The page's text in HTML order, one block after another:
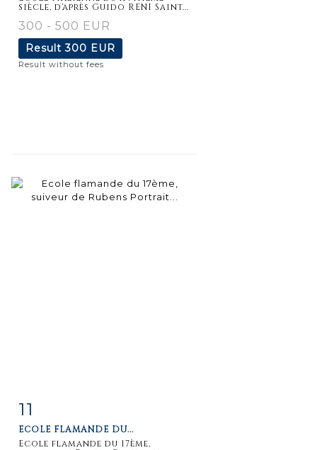
siècle, d'après Guido RENI Saint...
300 - 500 EUR
Result300 EUR
Result without fees
11
ECOLE FLAMANDE DU...
Ecole flamande du 17ème,